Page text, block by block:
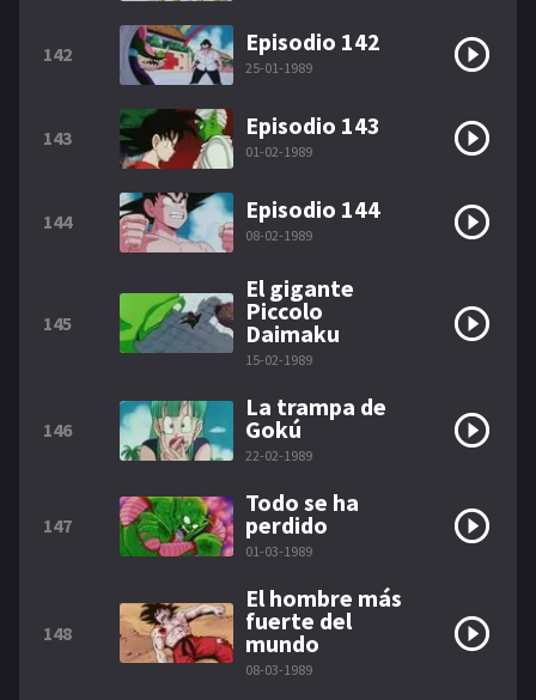
142 Episodio 142
25-01-1989
143 Episodio 143
01-02-1989
144 Episodio 144
08-02-1989
145
El gigante
Piccolo
Daimaku
15-02-1989
146
La trampa de
Gokú
22-02-1989
147
Todo se ha
perdido
01-03-1989
148
El hombre más
fuerte del
mundo
08-03-1989